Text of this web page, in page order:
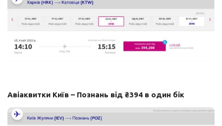
Авіаквитки Київ – Познань від ₴394 в один бік